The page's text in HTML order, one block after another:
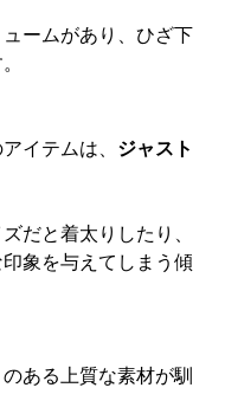
ームがあり、ひざ下
イテムは、 ジャスト
だと着太りしたり、
象を与えてしまう傾
ある上質な素材が馴